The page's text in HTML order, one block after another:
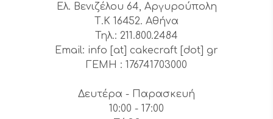
Ελ. Βενιζέλου 64, Αργυρούπολη
Τ.Κ 16452. Αθήνα
Τηλ.: 211.800.2484
Email: info [at] cakecraft [dot] gr
ΓΕΜΗ : 176741703000
Δευτέρα - Παρασκευή
10:00 - 17:00